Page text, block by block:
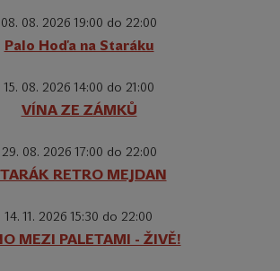
08. 08. 2026 19:00 do 22:00
Palo Hoďa na Staráku
15. 08. 2026 14:00 do 21:00
VÍNA ZE ZÁMKŮ
29. 08. 2026 17:00 do 22:00
RETRO MEJDAN
14. 11. 2026 15:30 do 22:00
MEZI PALETAMI - ŽIVĚ!